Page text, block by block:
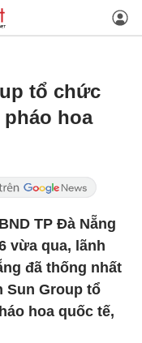
tổ chức
hoa
TP Đà Nẵng
vừa qua, lãnh
đã thống nhất
Sun Group tổ
hoa quốc tế,